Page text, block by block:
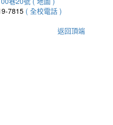
7815 ( 全校電話 )
返回頂端